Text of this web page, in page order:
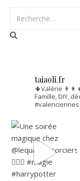
taiaoli.fr
🌵Valérie
Famille, DIY,